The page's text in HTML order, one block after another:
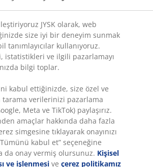
bahçe bankı. G125 x Y81 x D58
JYSK olarak, web sitemizi
iyi bir deneyim sunmak için
kullanıyoruz. Çerezler,
ve ilgili pazarlamayı sağlamak için
kabul ettiğinizde, size özel ve statik
verilerinizi pazarlama ortaklarımızla
paylaşırız. “Değiştir”
hakkında daha fazla bilgi edinebilir